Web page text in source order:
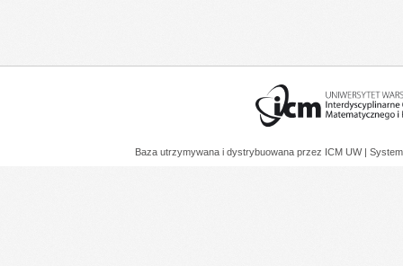
Baza utrzymywana i dystrybuowana przez ICM UW |